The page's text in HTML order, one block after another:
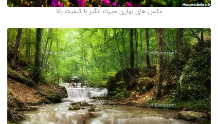
عکس های بهاری حیرت انگیز با کیفیت بالا